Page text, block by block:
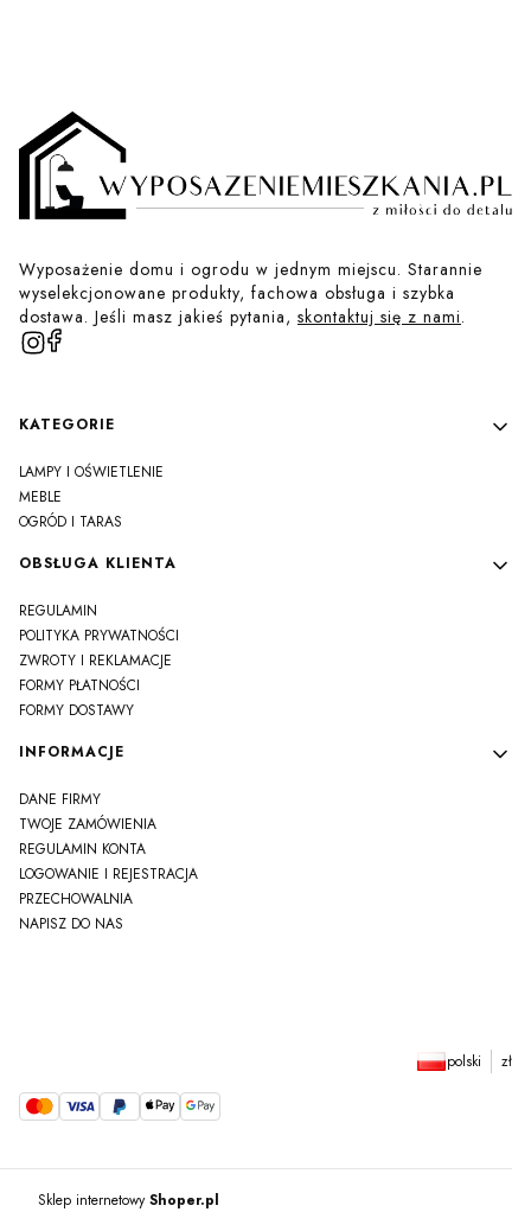
Wyposażenie domu i ogrodu w jednym miejscu. Starannie
wyselekcjonowane produkty, fachowa obsługa i szybka
dostawa. Jeśli masz jakieś pytania, skontaktuj się z nami.
Linki w stopce
KATEGORIE
LAMPY I OŚWIETLENIE
MEBLE
OGRÓD I TARAS
OBSŁUGA KLIENTA
REGULAMIN
POLITYKA PRYWATNOŚCI
ZWROTY I REKLAMACJE
FORMY PŁATNOŚCI
FORMY DOSTAWY
INFORMACJE
DANE FIRMY
TWOJE ZAMÓWIENIA
REGULAMIN KONTA
LOGOWANIE I REJESTRACJA
PRZECHOWALNIA
NAPISZ DO NAS
polski zł
Sklep internetowyShoper.pl